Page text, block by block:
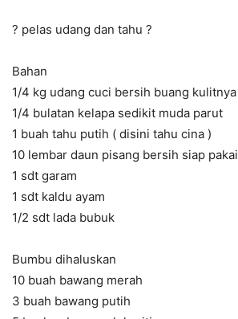
? pelas udang dan tahu ?
Bahan
1/4 kg udang cuci bersih buang kulitnya
1/4 bulatan kelapa sedikit muda parut
1 buah tahu putih ( disini tahu cina )
10 lembar daun pisang bersih siap pakai
1 sdt garam
1 sdt kaldu ayam
1/2 sdt lada bubuk
Bumbu dihaluskan
10 buah bawang merah
3 buah bawang putih